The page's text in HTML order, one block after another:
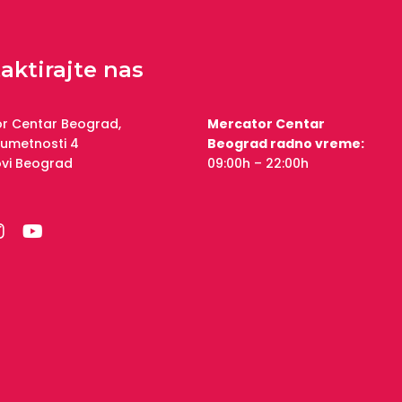
nas
Centar Beograd,
4
Beograd
Mercator Centar
Beograd radno vreme:
09:00h – 22:00h